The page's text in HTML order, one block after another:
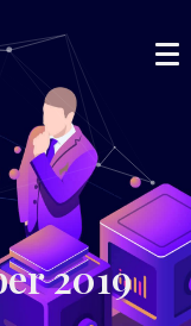
2019